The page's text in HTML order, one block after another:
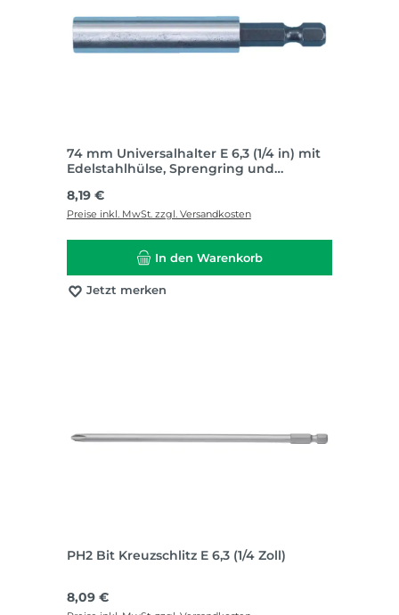
74 mm Universalhalter E 6,3 (1/4 in) mit
Edelstahlhülse, Sprengring und
Regulärer Preis:
8,19 €
Preise inkl. MwSt. zzgl. Versandkosten
In den Warenkorb
Jetzt merken
PH2 Bit Kreuzschlitz E 6,3 (1/4 Zoll)
Regulärer Preis:
8,09 €